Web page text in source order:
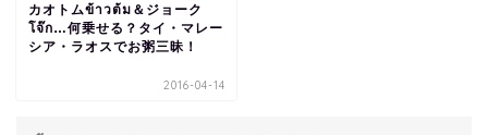
カオトムข้าวต้ม＆ジョーク
โจ๊ก…何乗せる？タイ・マレー
シア・ラオスでお粥三昧！
2016-04-14